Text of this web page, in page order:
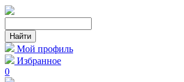
Мой профиль
Избранное
0